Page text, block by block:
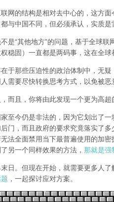
网的结构是相对去中心的，这方
与中国不同，但必须承认， 实质是
是“其他地方”的问题，基于全球
稳固）一直都是两码事，这在全球
于那些压迫性的政治体制中，无
需要尽快转换思考方式，以免被
而且，你将由此发现一个更为高超
至今仍是非法的，因为它划出了
门，而且政府的要求究竟落实了多
法全面禁用当下最普遍使用的加
另一个同样效果的方法， 那就是强
日。但现在开始，就需要更多人
，一起探讨应对方案。